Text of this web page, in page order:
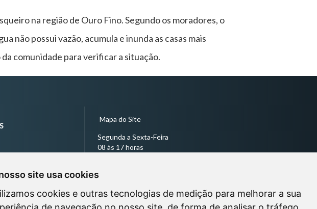
site usa cookies
cookies e outras tecnologias de medição para melhorar a sua
na região de Ouro Fino. Segundo os moradores, o
não possui vazão, acumula e inunda as casas mais
comunidade para verificar a situação.
Mapa do Site
Segunda a Sexta-Feira
08 às 17 horas